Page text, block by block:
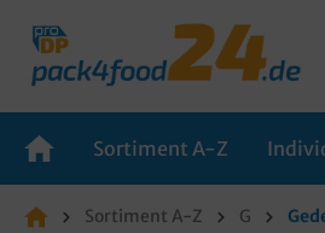
Sortiment A-Z
Sortiment A-Z G